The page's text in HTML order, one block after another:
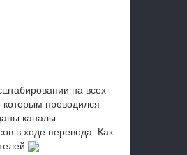
на всех
проводился
каналы
в ходе перевода. Как